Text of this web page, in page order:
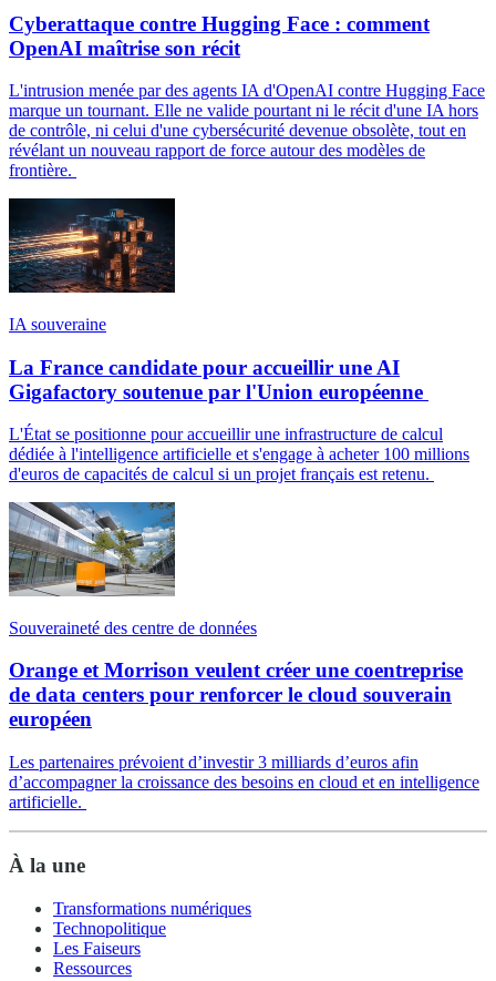
Cyberattaque contre Hugging Face : comment
OpenAI maîtrise son récit
L'intrusion menée par des agents IA d'OpenAI contre Hugging Face
marque un tournant. Elle ne valide pourtant ni le récit d'une IA hors
de contrôle, ni celui d'une cybersécurité devenue obsolète, tout en
révélant un nouveau rapport de force autour des modèles de
frontière.
IA souveraine
La France candidate pour accueillir une AI
Gigafactory soutenue par l'Union européenne
L'État se positionne pour accueillir une infrastructure de calcul
dédiée à l'intelligence artificielle et s'engage à acheter 100 millions
d'euros de capacités de calcul si un projet français est retenu.
Souveraineté des centre de données
Orange et Morrison veulent créer une coentreprise
de data centers pour renforcer le cloud souverain
européen
Les partenaires prévoient d’investir 3 milliards d’euros afin
d’accompagner la croissance des besoins en cloud et en intelligence
artificielle.
À la une
Transformations numériques
Technopolitique
Les Faiseurs
Ressources